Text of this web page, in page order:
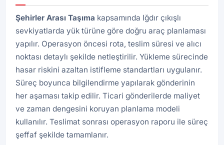
Şehirler Arası Taşıma kapsamında Iğdır çıkışlı
sevkiyatlarda yük türüne göre doğru araç planlaması
yapılır. Operasyon öncesi rota, teslim süresi ve alıcı
noktası detaylı şekilde netleştirilir. Yükleme sürecinde
hasar riskini azaltan istifleme standartları uygulanır.
Süreç boyunca bilgilendirme yapılarak gönderinin
her aşaması takip edilir. Ticari gönderilerde maliyet
ve zaman dengesini koruyan planlama modeli
kullanılır. Teslimat sonrası operasyon raporu ile süreç
şeffaf şekilde tamamlanır.